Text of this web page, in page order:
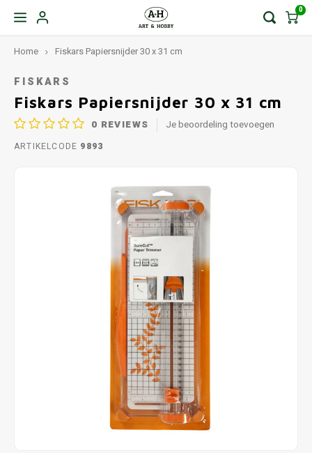
0
Home Fiskars Papiersnijder 30 x 31 cm
FISKARS
Fiskars Papiersnijder 30 x 31 cm
0 REVIEWS Je beoordeling toevoegen
ARTIKELCODE 9893